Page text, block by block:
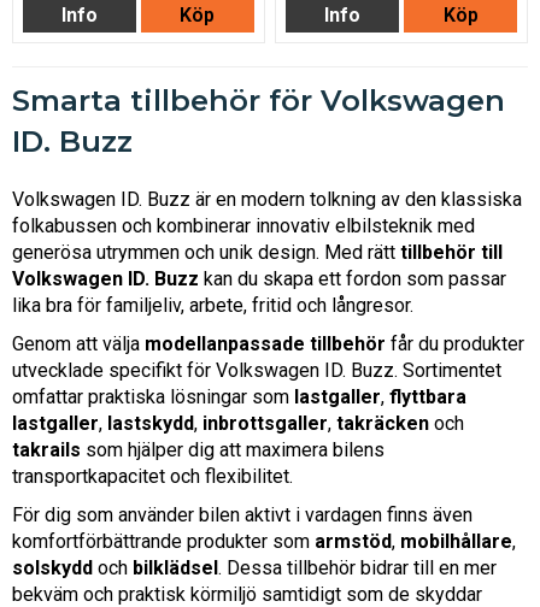
Info Köp Info Köp
Smarta tillbehör för Volkswagen
ID. Buzz
Volkswagen ID. Buzz är en modern tolkning av den klassiska
folkabussen och kombinerar innovativ elbilsteknik med
generösa utrymmen och unik design. Med rätt tillbehör till
Volkswagen ID. Buzz kan du skapa ett fordon som passar
lika bra för familjeliv, arbete, fritid och långresor.
Genom att välja modellanpassade tillbehör får du produkter
utvecklade specifikt för Volkswagen ID. Buzz. Sortimentet
omfattar praktiska lösningar som lastgaller, flyttbara
lastgaller, lastskydd, inbrottsgaller, takräcken och
takrails som hjälper dig att maximera bilens
transportkapacitet och flexibilitet.
För dig som använder bilen aktivt i vardagen finns även
komfortförbättrande produkter som armstöd, mobilhållare,
solskydd och bilklädsel. Dessa tillbehör bidrar till en mer
bekväm och praktisk körmiljö samtidigt som de skyddar